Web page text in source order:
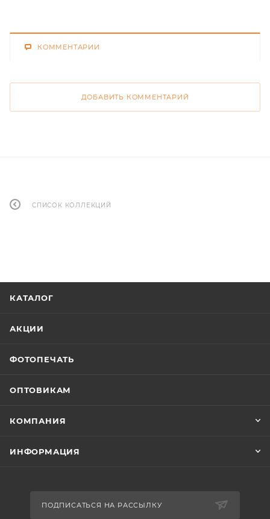
КОММЕНТАРИИ
ДОБАВИТЬ КОММЕНТАРИЙ
СПИСОК КОЛЛЕКЦИЙ
КАТАЛОГ
АКЦИИ
ФОТОПЕЧАТЬ
ОПТОВИКАМ
КОМПАНИЯ
ИНФОРМАЦИЯ
ПОДПИСАТЬСЯ НА РАССЫЛКУ